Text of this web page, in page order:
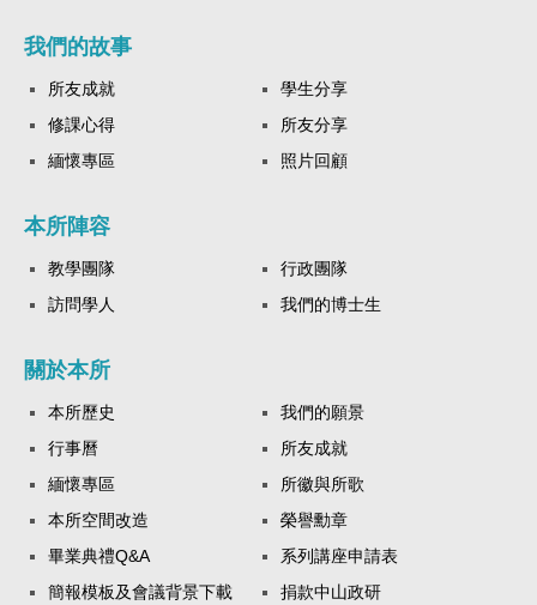
我們的故事
所友成就
學生分享
修課心得
所友分享
緬懷專區
照片回顧
本所陣容
教學團隊
行政團隊
訪問學人
我們的博士生
關於本所
本所歷史
我們的願景
行事曆
所友成就
緬懷專區
所徽與所歌
本所空間改造
榮譽勳章
畢業典禮Q&A
系列講座申請表
簡報模板及會議背景下載
捐款中山政研